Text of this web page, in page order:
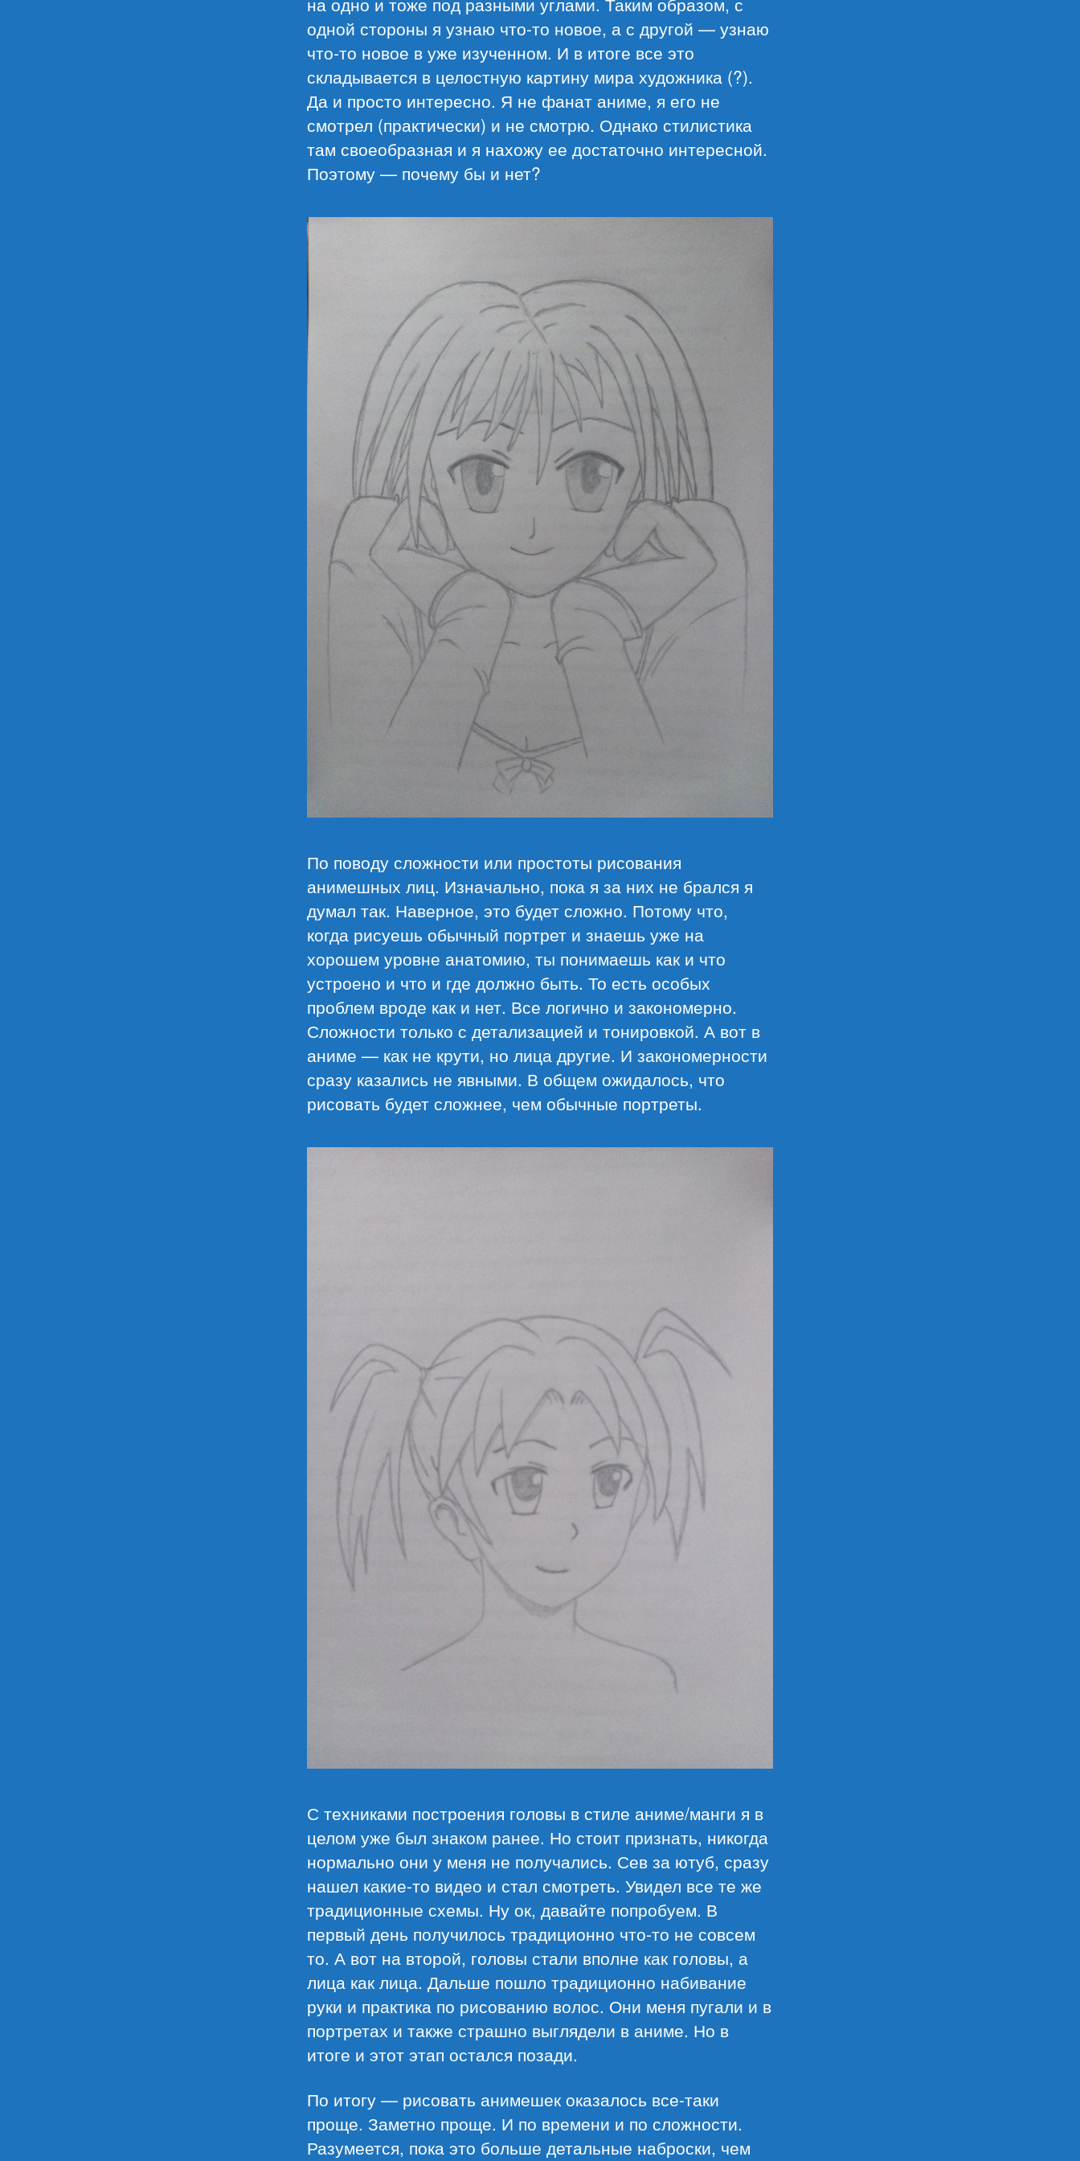
одной стороны я узнаю что-то новое, а с другой — узнаю
что-то новое в уже изученном. И в итоге все это
складывается в целостную картину мира художника (?).
Да и просто интересно. Я не фанат аниме, я его не
смотрел (практически) и не смотрю. Однако стилистика
там своеобразная и я нахожу ее достаточно интересной.
Поэтому — почему бы и нет?
По поводу сложности или простоты рисования
анимешных лиц. Изначально, пока я за них не брался я
думал так. Наверное, это будет сложно. Потому что,
когда рисуешь обычный портрет и знаешь уже на
хорошем уровне анатомию, ты понимаешь как и что
устроено и что и где должно быть. То есть особых
проблем вроде как и нет. Все логично и закономерно.
Сложности только с детализацией и тонировкой. А вот в
аниме — как не крути, но лица другие. И закономерности
сразу казались не явными. В общем ожидалось, что
рисовать будет сложнее, чем обычные портреты.
С техниками построения головы в стиле аниме/манги я в
целом уже был знаком ранее. Но стоит признать, никогда
нормально они у меня не получались. Сев за ютуб, сразу
нашел какие-то видео и стал смотреть. Увидел все те же
традиционные схемы. Ну ок, давайте попробуем. В
первый день получилось традиционно что-то не совсем
то. А вот на второй, головы стали вполне как головы, а
лица как лица. Дальше пошло традиционно набивание
руки и практика по рисованию волос. Они меня пугали и в
портретах и также страшно выглядели в аниме. Но в
итоге и этот этап остался позади.
По итогу — рисовать анимешек оказалось все-таки
проще. Заметно проще. И по времени и по сложности.
Разумеется, пока это больше детальные наброски, чем